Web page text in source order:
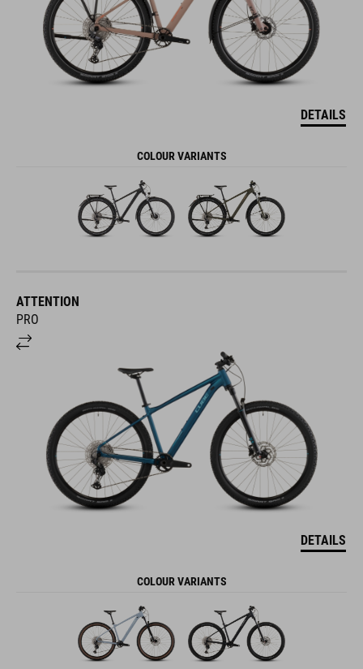
DETAILS
COLOUR VARIANTS
ATTENTION
PRO
DETAILS
COLOUR VARIANTS